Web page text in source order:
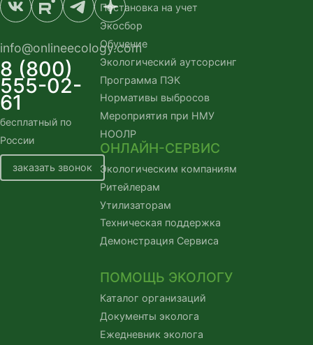
info@onlineecology.com
8 (800)
555-02-
61
бесплатный по
России
заказать звонок
Постановка на учет
Экосбор
Обучение
Экологический аутсорсинг
Программа ПЭК
Нормативы выбросов
Мероприятия при НМУ
НООЛР
ОНЛАЙН-СЕРВИС
Экологическим компаниям
Ритейлерам
Утилизаторам
Техническая поддержка
Демонстрация Сервиса
ПОМОЩЬ ЭКОЛОГУ
Каталог организаций
Документы эколога
Ежедневник эколога